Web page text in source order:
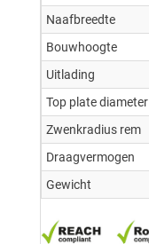
Naafbreedte
Bouwhoogte
Uitlading
Top plate diameter
Zwenkradius rem
Draagvermogen
Gewicht